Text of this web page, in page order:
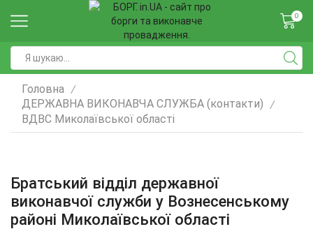
0
Головна /
ДЕРЖАВНА ВИКОНАВЧА СЛУЖБА (контакти) /
ВДВС Миколаївської області
Братський відділ державної
виконавчої служби у Вознесенському
районі Миколаївської області